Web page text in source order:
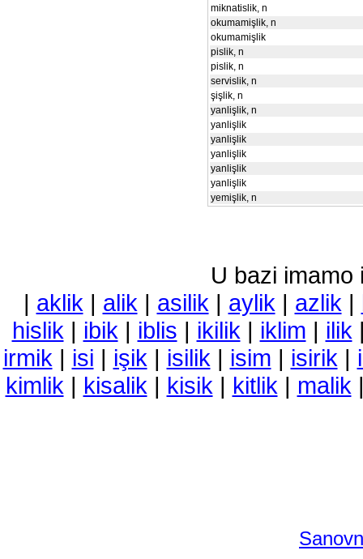
miknatislik, n
okumamişlik, n
okumamişlik
pislik, n
pislik, n
servislik, n
şişlik, n
yanlişlik, n
yanlişlik
yanlişlik
yanlişlik
yanlişlik
yanlişlik
yemişlik, n
U bazi imamo
| aklik | alik | asilik | aylik | azlik |
hislik | ibik | iblis | ikilik | iklim | ilik
irmik | isi | işik | isilik | isim | isirik |
kimlik | kisalik | kisik | kitlik | malik